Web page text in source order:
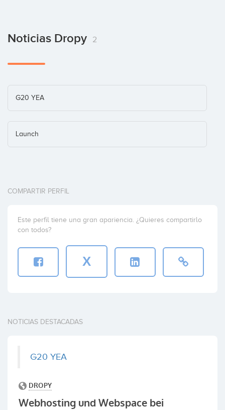
Noticias Dropy 2
G20 YEA
Launch
COMPARTIR PERFIL
Este perfil tiene una gran apariencia. ¿Quieres compartirlo
con todos?
X
NOTICIAS DESTACADAS
G20 YEA